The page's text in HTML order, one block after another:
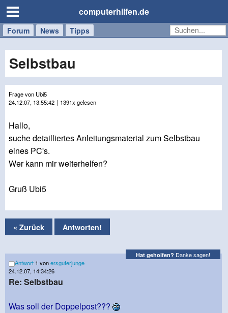
computerhilfen.de
Forum News Tipps
Handy
Tablet
Windows
Mac
Selbstbau
Frage von Ubi5
24.12.07, 13:55:42 | 1391x gelesen
Hallo,
suche detailliertes Anleitungsmaterial zum Selbstbau
eines PC's.
Wer kann mir weiterhelfen?
Gruß Ubi5
« Zurück Antworten!
Hat geholfen? Danke sagen!
Antwort 1 vonersguterjunge
24.12.07, 14:34:26
Re: Selbstbau
Was soll der Doppelpost???